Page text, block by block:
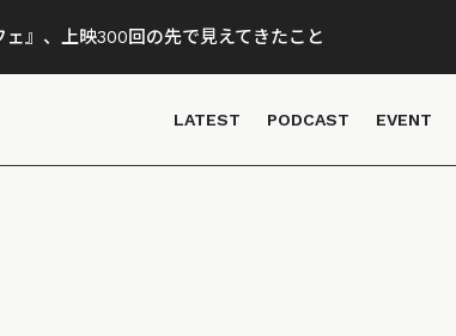
ェ』、上映300回の先で見えてきたこと
LATEST PODCAST EVENT